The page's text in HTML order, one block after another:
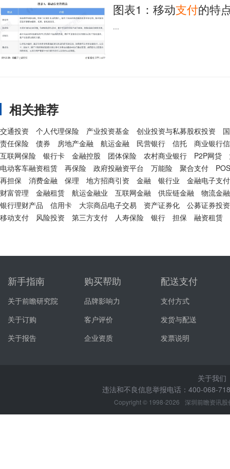
图表1：移动支付的特
...
相关推荐
交通投资 个人代理保险 产业投资基金 创业投资与私募股权投资
责任保险
债券 房地产金融 航运金融 民营银行 信托
商业银行
互联网保险
银行卡 金融控股 团体保险 农村商业银行 P2P网贷
电动客车融资租赁
再保险 政府投融资平台 万能险 聚合支付
再担保
消费金融 保理 地方招商引资 金融 银行业
金融电子支
财富管理
金融租赁 航运金融业 互联网金融 供应链金融
物流金融
银行理财产品
信用卡 大宗商品电子交易 资产证券化
公募证券投
移动支付
风险投资 第三方支付 人寿保险 银行 担保 融资租赁
新手指南
关于前瞻研究院
关于订购
关于报告
购买帮助
品牌影响力
客户评价
企业资质
配送支付
支付方式
发货与配送
发票说明
关于我们
违法和不良信息举报电话：400-068-
Copyright © 1998-2026 深圳前瞻资讯股